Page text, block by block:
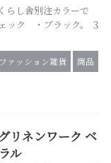
らし舎別注カラーで
ック ・ブラック。 ３
ファッション雑貨
商品
リネンワーク ベ
ル